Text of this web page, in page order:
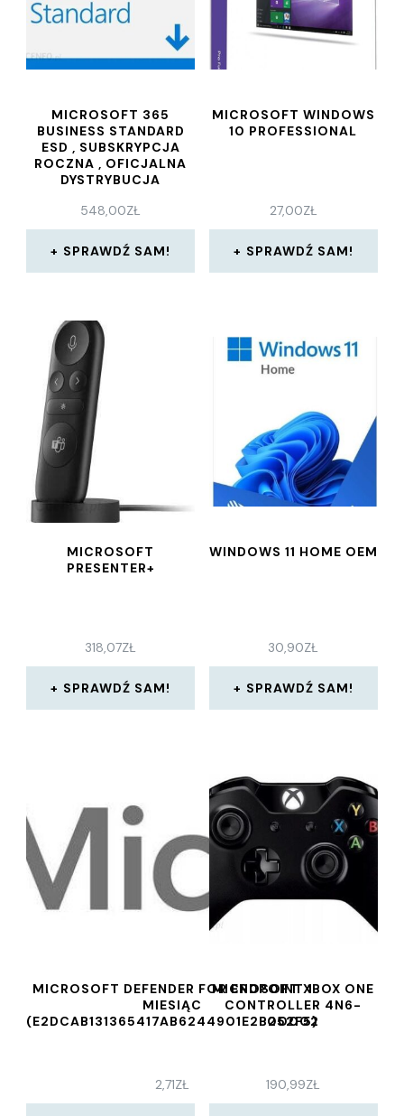
MICROSOFT 365
BUSINESS STANDARD
ESD , SUBSKRYPCJA
ROCZNA , OFICJALNA
DYSTRYBUCJA
548,00ZŁ
SPRAWDŹ SAM!
MICROSOFT WINDOWS
10 PROFESSIONAL
27,00ZŁ
SPRAWDŹ SAM!
MICROSOFT
PRESENTER+
318,07ZŁ
SPRAWDŹ SAM!
WINDOWS 11 HOME OEM
30,90ZŁ
SPRAWDŹ SAM!
MICROSOFT DEFENDER FOR ENDPOINT 1
MIESIĄC
(E2DCAB131365417AB6244901E2B252F5)
2,71ZŁ
MICROSOFT XBOX ONE
CONTROLLER 4N6-
00002
190,99ZŁ